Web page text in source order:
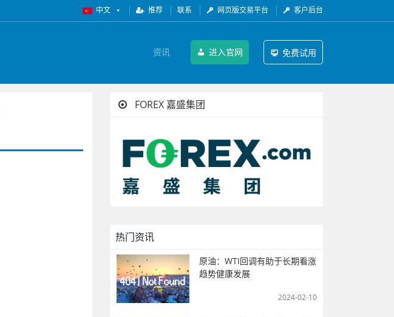
中文 推荐 联系 网页版交易平台 客户后台
资讯 进入官网 免费试用
FOREX 嘉盛集团
热门资讯
原油：WTI回调有助于长期看涨
趋势健康发展
2024-02-10